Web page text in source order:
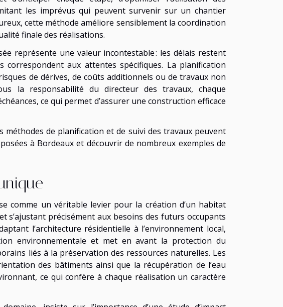
les imprévus qui peuvent survenir sur un chantier
cette méthode améliore sensiblement la coordination
finale des réalisations.
représente une valeur incontestable : les délais restent
aux attentes spécifiques. La planification
de dérives, de coûts additionnels ou de travaux non
la responsabilité du directeur des travaux, chaque
ce qui permet d’assurer une construction efficace
méthodes de planification et de suivi des travaux peuvent
à Bordeaux et découvrir de nombreux exemples de
comme un véritable levier pour la création d’un habitat
s’ajustant précisément aux besoins des futurs occupants
l’architecture résidentielle à l’environnement local,
environnementale et met en avant la protection du
liés à la préservation des ressources naturelles. Les
des bâtiments ainsi que la récupération de l’eau
ce qui confère à chaque réalisation un caractère